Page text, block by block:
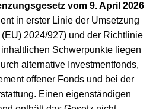
vom 9. April 2026
in erster Linie der Umsetzung
2024/927) und der Richtlinie
Schwerpunkte liegen
alternative Investmentfonds,
offener Fonds und bei der
Einen eigenständigen